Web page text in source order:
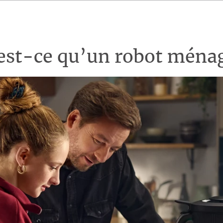
ce qu’un robot